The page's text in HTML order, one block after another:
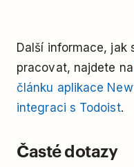
Další informace, jak
pracovat, najdete na
článku aplikace
integraci s Todoist.
Časté dotazy